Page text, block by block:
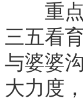
重点
三五看
与婆婆
大力度